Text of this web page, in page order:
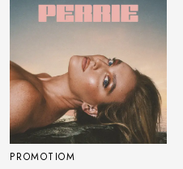
PROMOTIOM